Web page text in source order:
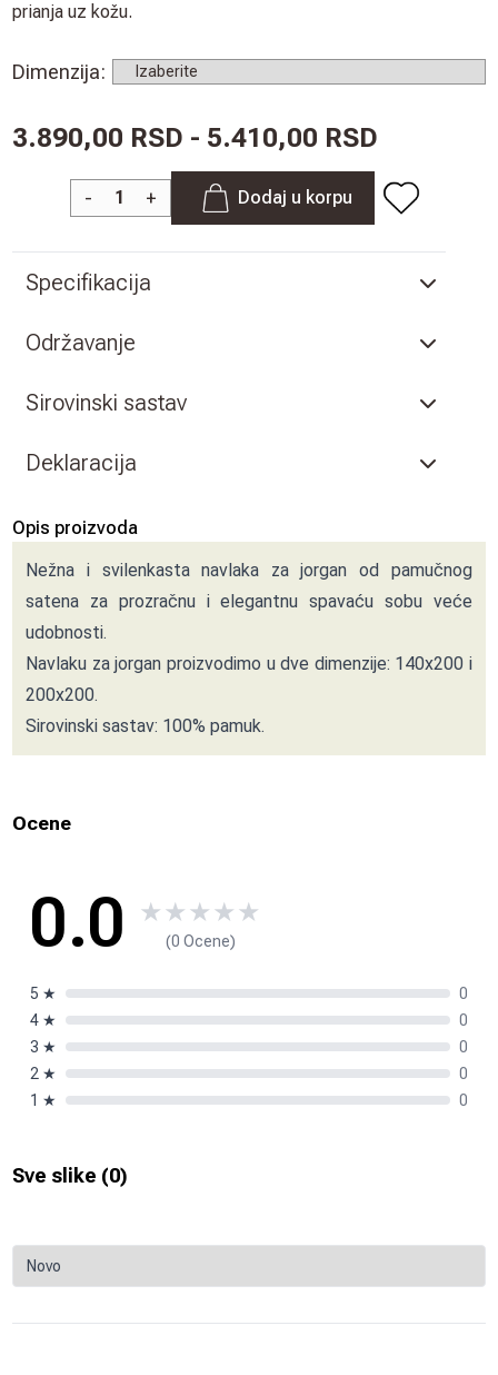
prianja uz kožu.
Dimenzija:
3.890,00 RSD - 5.410,00 RSD
- + Dodaj u korpu
Specifikacija
Održavanje
Sirovinski sastav
Deklaracija
Opis proizvoda
Nežna i svilenkasta navlaka za jorgan od pamučnog
satena za prozračnu i elegantnu spavaću sobu veće
udobnosti.
Navlaku za jorgan proizvodimo u dve dimenzije: 140x200 i
200x200.
Sirovinski sastav: 100% pamuk.
Ocene
0.0 ★★★★★
(0 Ocene)
5 ★
0
4 ★
0
3 ★
0
2 ★
0
1 ★ 0
Sve slike (0)